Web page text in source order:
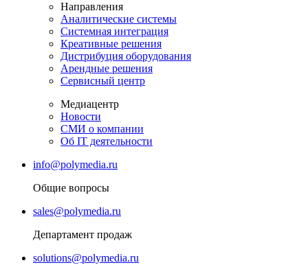
Направления
Аналитические системы
Системная интеграция
Креативные решения
Дистрибуция оборудования
Арендные решения
Сервисный центр
Медиацентр
Новости
СМИ о компании
Об IT деятельности
info@polymedia.ru
Общие вопросы
sales@polymedia.ru
Департамент продаж
solutions@polymedia.ru